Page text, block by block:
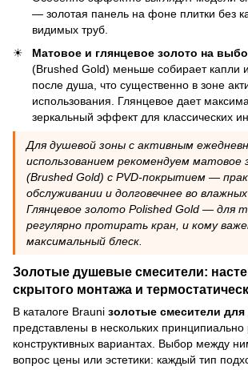
— золотая панель на фоне плитки без
видимых труб.
Матовое и глянцевое золото на
(Brushed Gold) меньше собирает капли
после душа, что существенно в зоне
использования. Глянцевое дает
зеркальный эффект для классических
Для душевой зоны с активным
использованием рекомендуем матовое
(Brushed Gold) с PVD-покрытием —
обслуживании и долговечнее во влажных
Глянцевое золото Polished Gold — для
регулярно протирать кран, и кому
максимальный блеск.
Золотые душевые смесители:
скрытого монтажа и
В каталоге Brauni золотые смесители
представлены в нескольких принципиально
конструктивных вариантах. Выбор между
вопрос цены или эстетики: каждый тип